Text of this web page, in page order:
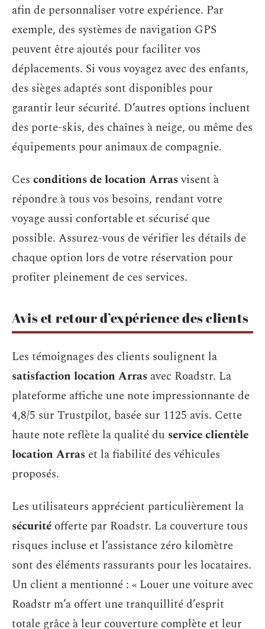
afin de personnaliser votre expérience. Par
exemple, des systèmes de navigation GPS
peuvent être ajoutés pour faciliter vos
déplacements. Si vous voyagez avec des enfants,
des sièges adaptés sont disponibles pour
garantir leur sécurité. D’autres options incluent
des porte-skis, des chaînes à neige, ou même des
équipements pour animaux de compagnie.
Ces conditions de location Arrasvisent à
répondre à tous vos besoins, rendant votre
voyage aussi confortable et sécurisé que
possible. Assurez-vous de vérifier les détails de
chaque option lors de votre réservation pour
profiter pleinement de ces services.
Avis et retour d’expérience des clients
Les témoignages des clients soulignent la
satisfaction location Arras avec Roadstr. La
plateforme affiche une note impressionnante de
4,8/5 sur Trustpilot, basée sur 1125 avis. Cette
haute note reflète la qualité du service clientèle
location Arras et la fiabilité des véhicules
proposés.
Les utilisateurs apprécient particulièrement la
sécurité offerte par Roadstr. La couverture tous
risques incluse et l’assistance zéro kilomètre
sont des éléments rassurants pour les locataires.
Un client a mentionné : « Louer une voiture avec
Roadstr m’a offert une tranquillité d’esprit
totale grâce à leur couverture complète et leur